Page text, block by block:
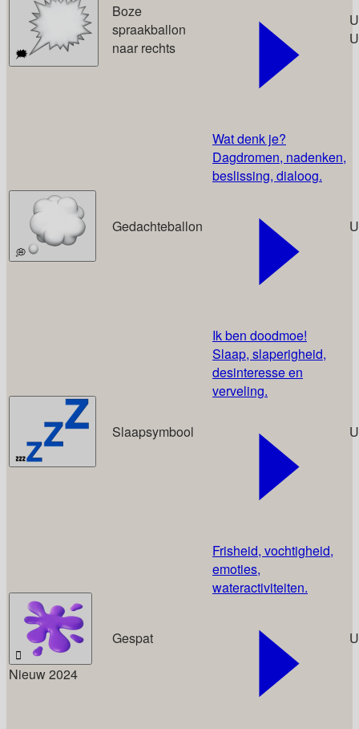
🗯️
Boze
spraakballon
naar rechts
💭
Gedachteballon
Wat denk je?
Dagdromen, nadenken,
beslissing, dialoog.
💤
Slaapsymbool
Ik ben doodmoe!
Slaap, slaperigheid,
desinteresse en
verveling.
🫟
Nieuw 2024
Gespat
Frisheid, vochtigheid,
emoties,
wateractiviteiten.